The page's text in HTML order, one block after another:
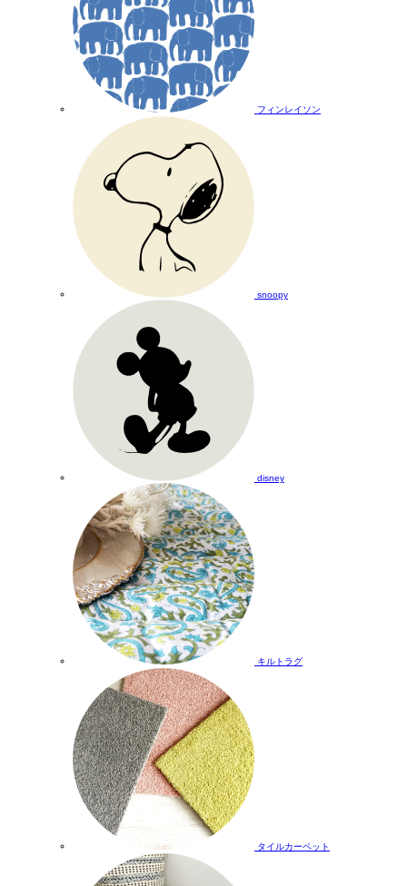
フィンレイソン
snoopy
disney
キルトラグ
タイルカーペット